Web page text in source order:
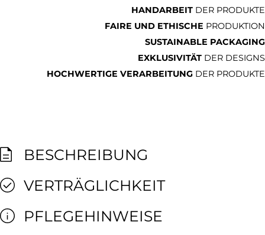
HANDARBEIT DER PRODUKTE
FAIRE UND ETHISCHE PRODUKTION
SUSTAINABLE PACKAGING
EXKLUSIVITÄT DER DESIGNS
HOCHWERTIGE VERARBEITUNG DER PRODUKTE
BESCHREIBUNG
VERTRÄGLICHKEIT
PFLEGEHINWEISE